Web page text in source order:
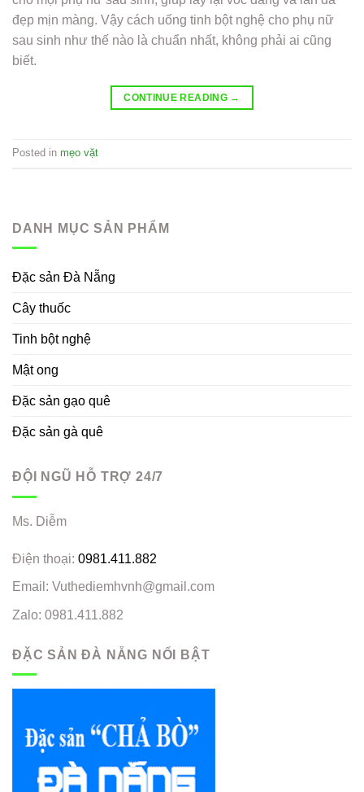
đẹp mịn màng. Vậy cách uống tinh bột nghệ cho phụ nữ
sau sinh như thế nào là chuẩn nhất, không phải ai cũng
biết.
CONTINUE READING →
Posted in mẹo vặt
DANH MỤC SẢN PHẨM
Đặc sản Đà Nẵng
Cây thuốc
Tinh bột nghệ
Mật ong
Đặc sản gạo quê
Đặc sản gà quê
ĐỘI NGŨ HỖ TRỢ 24/7
Ms. Diễm
Điện thoại: 0981.411.882
Email: Vuthediemhvnh@gmail.com
Zalo: 0981.411.882
ĐẶC SẢN ĐÀ NẴNG NỔI BẬT